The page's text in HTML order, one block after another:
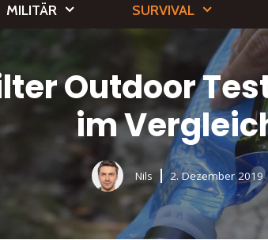
MILITÄR SURVIVAL
Outdoor
im
Nils 2. Dezember 2019